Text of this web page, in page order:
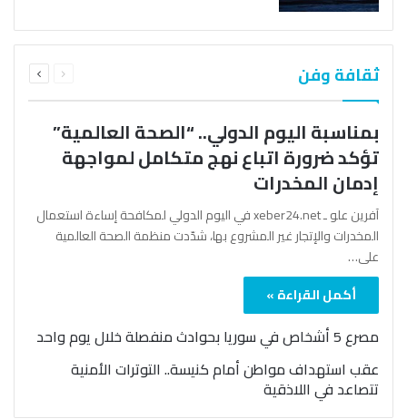
ثقافة وفن الصفحةالصفحة
بمناسبة اليوم الدولي.. “الصحة العالمية”
تؤكد ضرورة اتباع نهج متكامل لمواجهة
إدمان المخدرات
آفرين علو ـ xeber24.net في اليوم الدولي لمكافحة إساءة استعمال
المخدرات والإتجار غير المشروع بها، شدّدت منظمة الصحة العالمية
على…
أكمل القراءة »
مصرع 5 أشخاص في سوريا بحوادث منفصلة خلال يوم واحد
عقب استهداف مواطن أمام كنيسة.. التوترات الأمنية
تتصاعد في اللاذقية